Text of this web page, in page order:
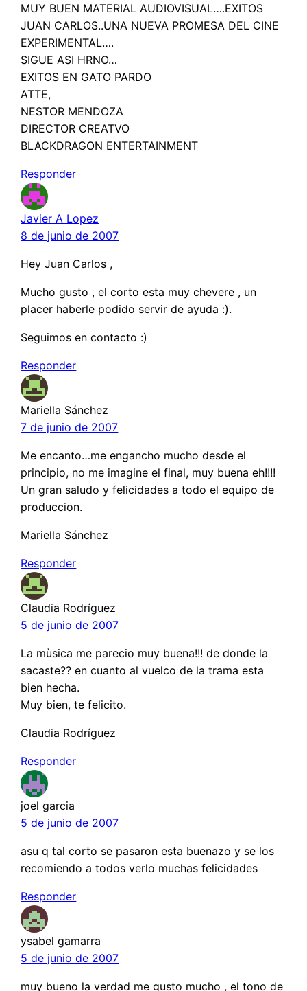
MUY BUEN MATERIAL AUDIOVISUAL….EXITOS
JUAN CARLOS..UNA NUEVA PROMESA DEL CINE
EXPERIMENTAL….
SIGUE ASI HRNO…
EXITOS EN GATO PARDO
ATTE,
NESTOR MENDOZA
DIRECTOR CREATVO
BLACKDRAGON ENTERTAINMENT
Responder
Javier A Lopez
8 de junio de 2007
Hey Juan Carlos ,
Mucho gusto , el corto esta muy chevere , un
placer haberle podido servir de ayuda :).
Seguimos en contacto :)
Responder
Mariella Sánchez
7 de junio de 2007
Me encanto…me engancho mucho desde el
principio, no me imagine el final, muy buena eh!!!!
Un gran saludo y felicidades a todo el equipo de
produccion.
Mariella Sánchez
Responder
Claudia Rodríguez
5 de junio de 2007
La mùsica me parecio muy buena!!! de donde la
sacaste?? en cuanto al vuelco de la trama esta
bien hecha.
Muy bien, te felicito.
Claudia Rodríguez
Responder
joel garcia
5 de junio de 2007
asu q tal corto se pasaron esta buenazo y se los
recomiendo a todos verlo muchas felicidades
Responder
ysabel gamarra
5 de junio de 2007
muy bueno la verdad me gusto mucho , el tono de